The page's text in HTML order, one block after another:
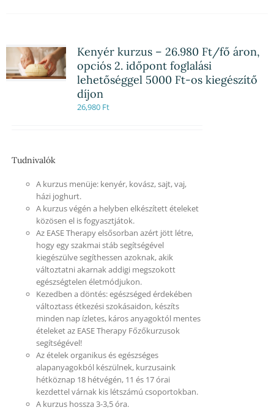
Kenyér kurzus – 26.980 Ft/fő áron,
opciós 2. időpont foglalási
lehetőséggel 5000 Ft-os kiegészítő
díjon
26,980 Ft
Tudnivalók
A kurzus menüje: kenyér, kovász, sajt, vaj,
házi joghurt.
A kurzus végén a helyben elkészített ételeket
közösen el is fogyasztjátok.
Az EASE Therapy elsősorban azért jött létre,
hogy egy szakmai stáb segítségével
kiegészülve segíthessen azoknak, akik
változtatni akarnak addigi megszokott
egészségtelen életmódjukon.
Kezedben a döntés: egészséged érdekében
változtass étkezési szokásaidon, készíts
minden nap ízletes, káros anyagoktól mentes
ételeket az EASE Therapy Főzőkurzusok
segítségével!
Az ételek organikus és egészséges
alapanyagokból készülnek, kurzusaink
hétköznap 18 hétvégén, 11 és 17 órai
kezdettel várnak kis létszámú csoportokban.
A kurzus hossza 3-3,5 óra.